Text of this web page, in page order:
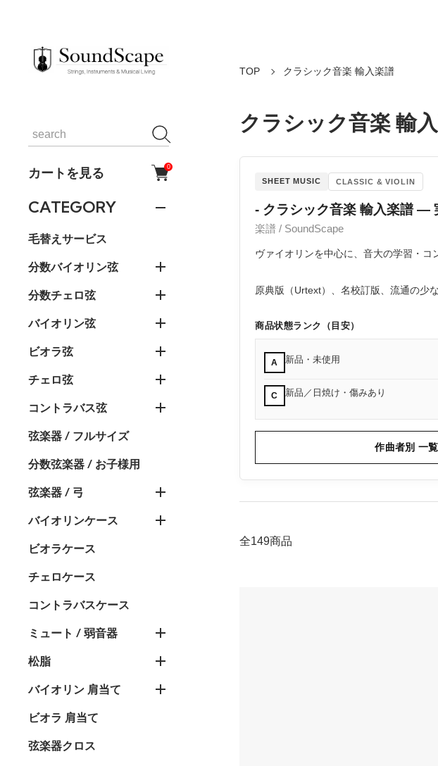
カートを見る 0
CATEGORY
毛替えサービス
分数バイオリン弦
分数チェロ弦
バイオリン弦
ビオラ弦
チェロ弦
コントラバス弦
弦楽器 / フルサイズ
分数弦楽器 / お子様用
弦楽器 / 弓
バイオリンケース
ビオラケース
チェロケース
コントラバスケース
ミュート / 弱音器
松脂
バイオリン 肩当て
ビオラ 肩当て
弦楽器クロス
TOP クラシック音楽 輸入楽譜
クラシック音楽 輸
SHEET MUSIC CLASSIC & VIOLIN
- クラシック音楽 輸入楽譜 ―
楽譜 / SoundScape
ヴァイオリンを中心に、音大の学習・コ
原典版（Urtext）、名校訂版、流通の少
商品状態ランク（目安）
A 新品・未使用
C 新品／日焼け・傷みあり
作曲者別 一
全149商品